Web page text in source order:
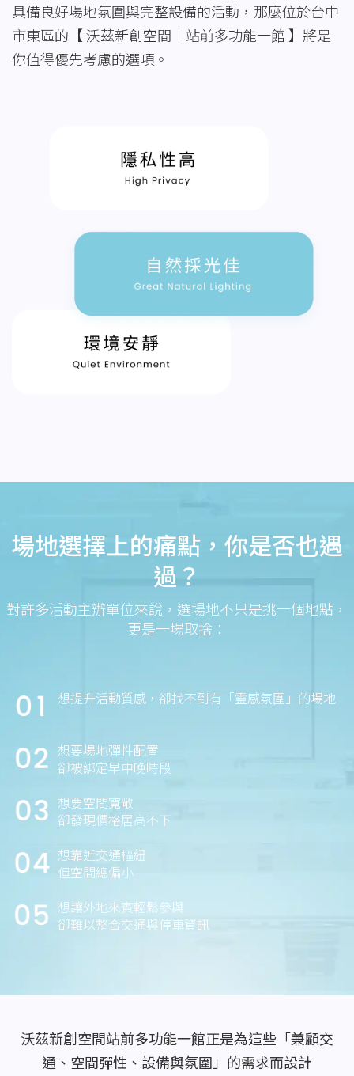
具備良好場地氛圍與完整設備的活動，那麼位於台中
市東區的【 沃茲新創空間｜站前多功能一館 】將是
你值得優先考慮的選項。
場地選擇上的痛點，你是否也遇
過？
對許多活動主辦單位來說，選場地不只是挑一個地點，
更是一場取捨：
想提升活動質感，卻找不到有「靈感氛圍」的場地
想要場地彈性配置
卻被綁定早中晚時段
想要空間寬敞
卻發現價格居高不下
想靠近交通樞紐
但空間總偏小
想讓外地來賓輕鬆參與
卻難以整合交通與停車資訊
沃茲新創空間站前多功能一館正是為這些「兼顧交
通、空間彈性、設備與氛圍」的需求而設計